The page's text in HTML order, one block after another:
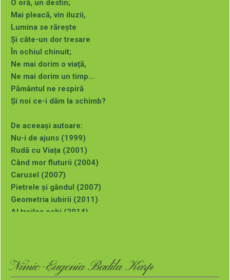
O oră, un destin;
Mai pleacă, vin iluzii,
Lumina se rărește
Și câte-un dor tresare
În ochiul chinuit;
Ne mai dorim o viață,
Ne mai dorim un timp…
Pământul ne respiră
Și noi ce-i dăm la schimb?
De aceeași autoare:
Nu-i de ajuns (1999)
Rudă cu Viața (2001)
Când mor fluturii (2004)
Carusel (2007)
Pietrele și gândul (2007)
Geometria iubirii (2011)
Al treilea ochi (2014)
Puteți comanda aceste cărți (cu autograful autoarei) la
Nimic-Eugenia Badila Karp